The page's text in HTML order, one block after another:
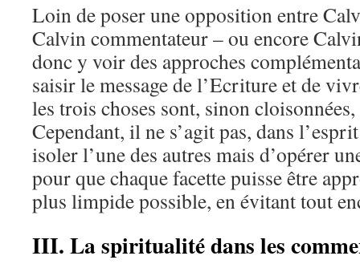
Loin de poser une opposition entre
Calvin commentateur – ou encore
donc y voir des approches
saisir le message de l’Ecriture et de
les trois choses sont, sinon
Cependant, il ne s’agit pas, dans
isoler l’une des autres mais d’opérer
pour que chaque facette puisse être
plus limpide possible, en évitant tout
III. La spiritualité dans les